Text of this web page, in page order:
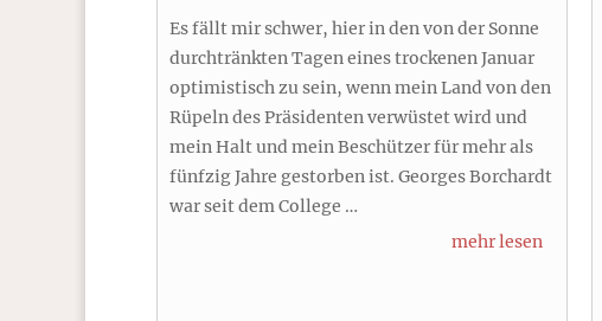
Es fällt mir schwer, hier in den von der Sonne
durchtränkten Tagen eines trockenen Januar
optimistisch zu sein, wenn mein Land von den
Rüpeln des Präsidenten verwüstet wird und
mein Halt und mein Beschützer für mehr als
fünfzig Jahre gestorben ist. Georges Borchardt
war seit dem College …
mehr lesen